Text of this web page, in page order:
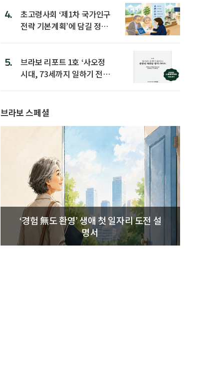
4.
초고령사회 ‘제1차 국가인구
전략 기본계획’에 담길 정책
5.
브라보 리포트 1호 ‘사오정
시대, 73세까지 일하기 전략’
브라보 스페셜
‘경험 無도 환영’ 생애 첫 일자리 도전 설
명서